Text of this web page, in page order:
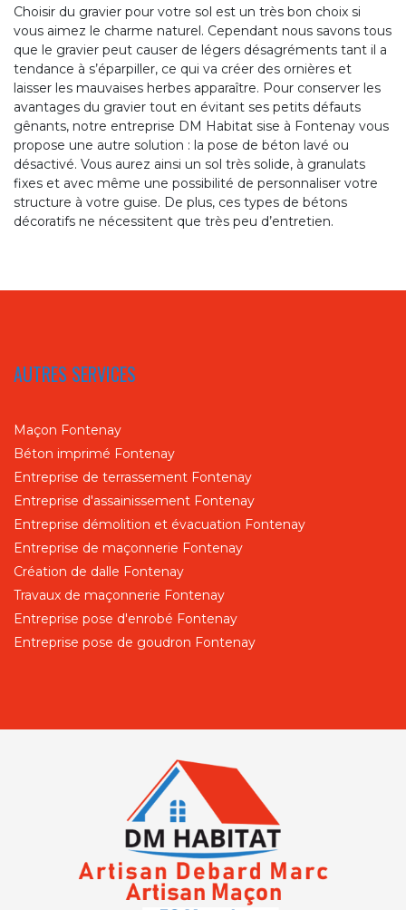
Choisir du gravier pour votre sol est un très bon choix si
vous aimez le charme naturel. Cependant nous savons tous
que le gravier peut causer de légers désagréments tant il a
tendance à s’éparpiller, ce qui va créer des ornières et
laisser les mauvaises herbes apparaître. Pour conserver les
avantages du gravier tout en évitant ses petits défauts
gênants, notre entreprise DM Habitat sise à Fontenay vous
propose une autre solution : la pose de béton lavé ou
désactivé. Vous aurez ainsi un sol très solide, à granulats
fixes et avec même une possibilité de personnaliser votre
structure à votre guise. De plus, ces types de bétons
décoratifs ne nécessitent que très peu d’entretien.
AUTRES SERVICES
Maçon Fontenay
Béton imprimé Fontenay
Entreprise de terrassement Fontenay
Entreprise d'assainissement Fontenay
Entreprise démolition et évacuation Fontenay
Entreprise de maçonnerie Fontenay
Création de dalle Fontenay
Travaux de maçonnerie Fontenay
Entreprise pose d'enrobé Fontenay
Entreprise pose de goudron Fontenay